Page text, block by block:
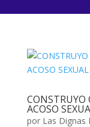
ACOSO
por Las Dignas